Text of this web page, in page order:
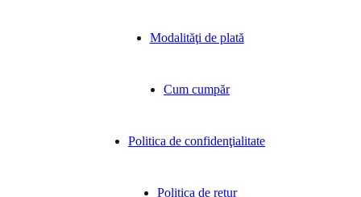
Modalităţi de plată
Cum cumpăr
Politica de confidenţialitate
Politica de retur